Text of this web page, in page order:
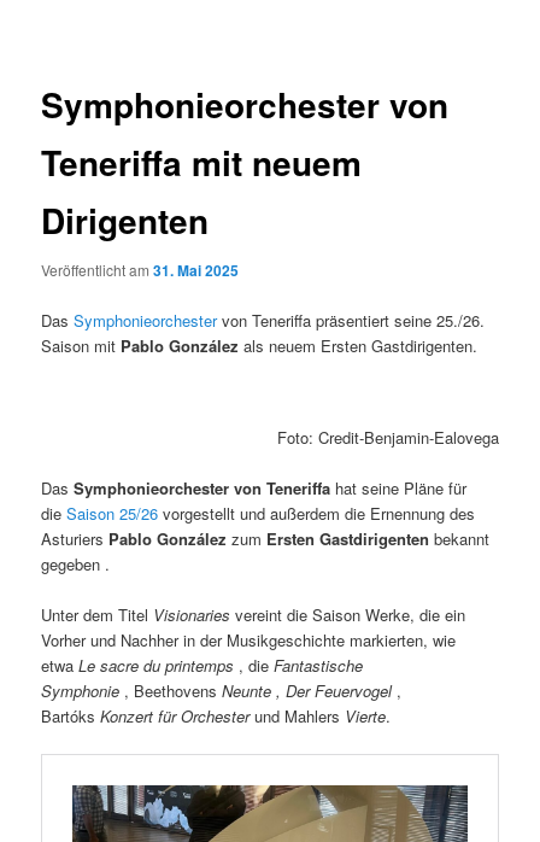
Symphonieorchester von
Teneriffa mit neuem
Dirigenten
Veröffentlicht am31. Mai 2025
DasSymphonieorchestervon Teneriffa präsentiert seine 25./26.
Saison mit Pablo González als neuem Ersten Gastdirigenten.
Foto: Credit-Benjamin-Ealovega
DasSymphonieorchester von Teneriffa hat seine Pläne für
dieSaison 25/26 vorgestellt und außerdem die Ernennung des
Asturiers Pablo González zum Ersten Gastdirigenten bekannt
gegeben .
Unter dem Titel Visionaries vereint die Saison Werke, die ein
Vorher und Nachher in der Musikgeschichte markierten, wie
etwaLe sacre du printemps , dieFantastische
Symphonie , BeethovensNeunte , DerFeuervogel,
BartóksKonzert für Orchesterund Mahlers Vierte.